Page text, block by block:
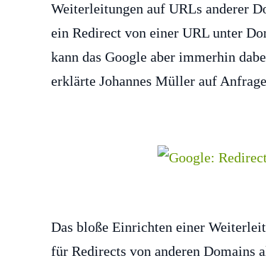
Weiterleitungen auf URLs anderer
ein Redirect von einer URL unter
kann das Google aber immerhin
erklärte Johannes Müller auf
Das bloße Einrichten einer
für Redirects von anderen Domains